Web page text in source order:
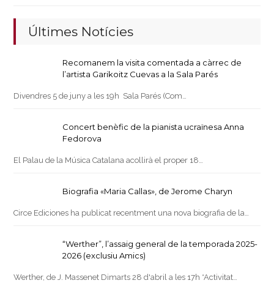
Últimes Notícies
Recomanem la visita comentada a càrrec de
l’artista Garikoitz Cuevas a la Sala Parés
Divendres 5 de juny a les 19h Sala Parés (Com…
Concert benèfic de la pianista ucraïnesa Anna
Fedorova
El Palau de la Música Catalana acollirà el proper 18…
Biografia «Maria Callas», de Jerome Charyn
Circe Ediciones ha publicat recentment una nova biografia de la…
“Werther”, l’assaig general de la temporada 2025-
2026 (exclusiu Amics)
Werther, de J. Massenet Dimarts 28 d'abril a les 17h *Activitat…